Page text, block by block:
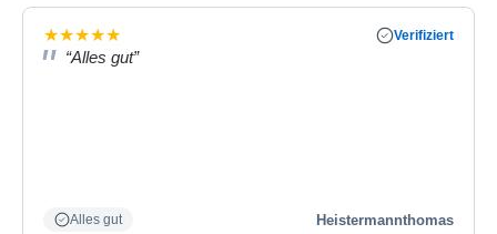
★★★★★ Verifiziert
“Alles gut”
Alles gut Heistermannthomas